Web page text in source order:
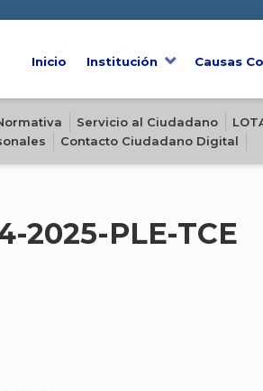
Inicio Institución Causas
Servicio al Ciudadano
Contacto Ciudadano Digital
2025-PLE-TCE